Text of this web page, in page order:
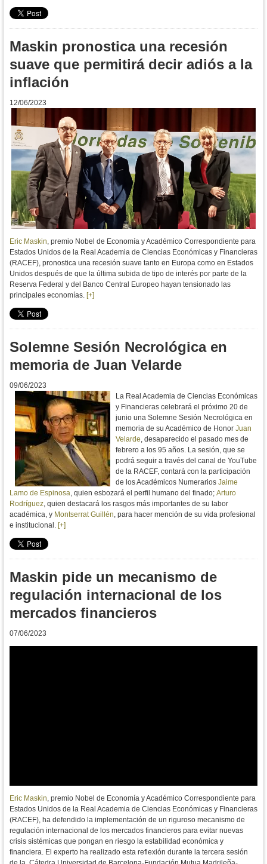
Maskin pronostica una recesión
suave que permitirá decir adiós a la
inflación
12/06/2023
Eric Maskin, premio Nobel de Economía y Académico Correspondiente para
Estados Unidos de la Real Academia de Ciencias Económicas y Financieras
(RACEF), pronostica una recesión suave tanto en Europa como en Estados
Unidos después de que la última subida de tipo de interés por parte de la
Reserva Federal y del Banco Central Europeo hayan tensionado las
principales economías. [+]
Solemne Sesión Necrológica en
memoria de Juan Velarde
09/06/2023
La Real Academia de Ciencias Económicas
y Financieras celebrará el próximo 20 de
junio una Solemne Sesión Necrológica en
memoria de su Académico de Honor Juan
Velarde, desaparecido el pasado mes de
febrero a los 95 años. La sesión, que se
podrá seguir a través del canal de YouTube
de la RACEF, contará con la participación
de los Académicos Numerarios Jaime
Lamo de Espinosa, quien esbozará el perfil humano del finado; Arturo
Rodríguez, quien destacará los rasgos más importantes de su labor
académica, y Montserrat Guillén, para hacer mención de su vida profesional
e institucional. [+]
Maskin pide un mecanismo de
regulación internacional de los
mercados financieros
07/06/2023
Eric Maskin, premio Nobel de Economía y Académico Correspondiente para
Estados Unidos de la Real Academia de Ciencias Económicas y Financieras
(RACEF), ha defendido la implementación de un riguroso mecanismo de
regulación internacional de los mercados financieros para evitar nuevas
crisis sistémicas que pongan en riesgo la estabilidad económica y
financiera. El experto ha realizado esta reflexión durante la tercera sesión